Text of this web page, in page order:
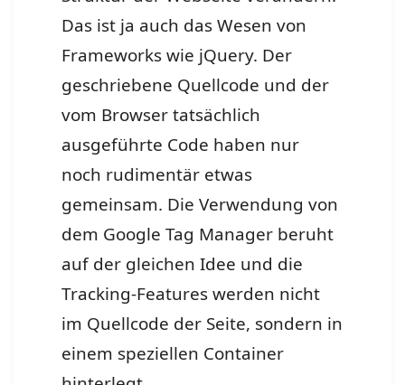
Das ist ja auch das Wesen von
Frameworks wie jQuery. Der
geschriebene Quellcode und der
vom Browser tatsächlich
ausgeführte Code haben nur
noch rudimentär etwas
gemeinsam. Die Verwendung von
dem Google Tag Manager beruht
auf der gleichen Idee und die
Tracking-Features werden nicht
im Quellcode der Seite, sondern in
einem speziellen Container